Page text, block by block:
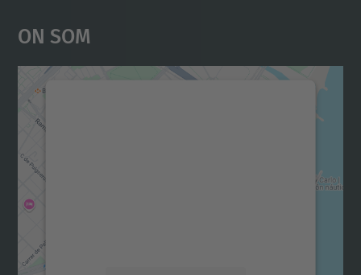
On Som